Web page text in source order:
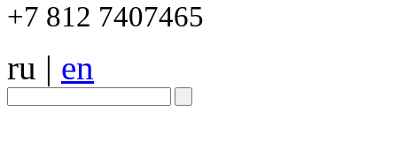
+7 812 7407465
ru | en